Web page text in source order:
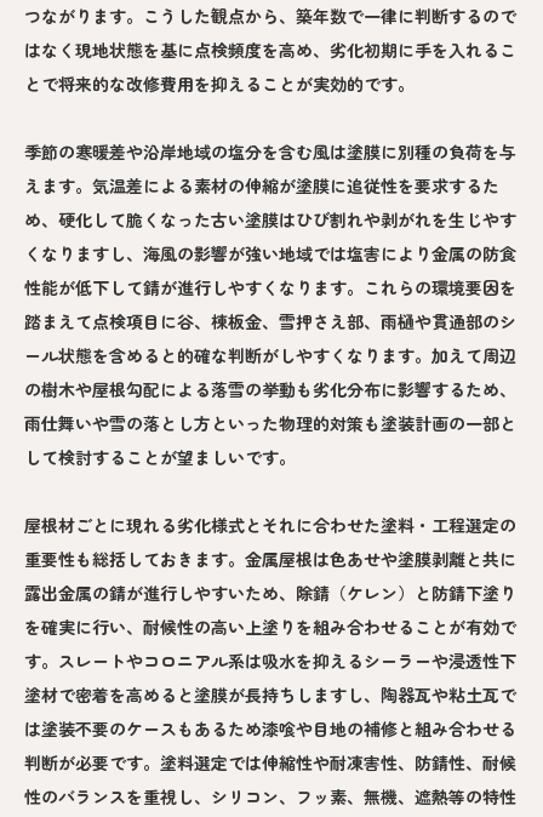
つながります。こうした観点から、築年数で一律に判断するので
はなく現地状態を基に点検頻度を高め、劣化初期に手を入れるこ
とで将来的な改修費用を抑えることが実効的です。
季節の寒暖差や沿岸地域の塩分を含む風は塗膜に別種の負荷を与
えます。気温差による素材の伸縮が塗膜に追従性を要求するた
め、硬化して脆くなった古い塗膜はひび割れや剥がれを生じやす
くなりますし、海風の影響が強い地域では塩害により金属の防食
性能が低下して錆が進行しやすくなります。これらの環境要因を
踏まえて点検項目に谷、棟板金、雪押さえ部、雨樋や貫通部のシ
ール状態を含めると的確な判断がしやすくなります。加えて周辺
の樹木や屋根勾配による落雪の挙動も劣化分布に影響するため、
雨仕舞いや雪の落とし方といった物理的対策も塗装計画の一部と
して検討することが望ましいです。
屋根材ごとに現れる劣化様式とそれに合わせた塗料・工程選定の
重要性も総括しておきます。金属屋根は色あせや塗膜剥離と共に
露出金属の錆が進行しやすいため、除錆（ケレン）と防錆下塗り
を確実に行い、耐候性の高い上塗りを組み合わせることが有効で
す。スレートやコロニアル系は吸水を抑えるシーラーや浸透性下
塗材で密着を高めると塗膜が長持ちしますし、陶器瓦や粘土瓦で
は塗装不要のケースもあるため漆喰や目地の補修と組み合わせる
判断が必要です。塗料選定では伸縮性や耐凍害性、防錆性、耐候
性のバランスを重視し、シリコン、フッ素、無機、遮熱等の特性